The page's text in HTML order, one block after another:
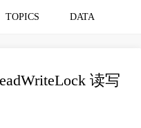
TOPICS DATA
读写